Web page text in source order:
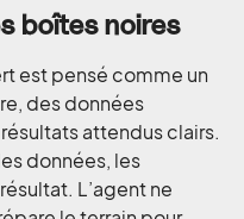
boîtes noires
est pensé comme un
des données
attendus clairs.
données, les
L’agent ne